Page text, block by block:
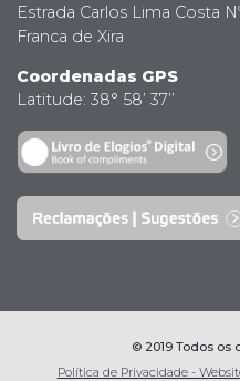
Estrada Carlos Lima Costa
Franca de Xira
Coordenadas GPS
Latitude: 38° 58’ 37’’
© 2019 Todos os
Política de Privacidade -